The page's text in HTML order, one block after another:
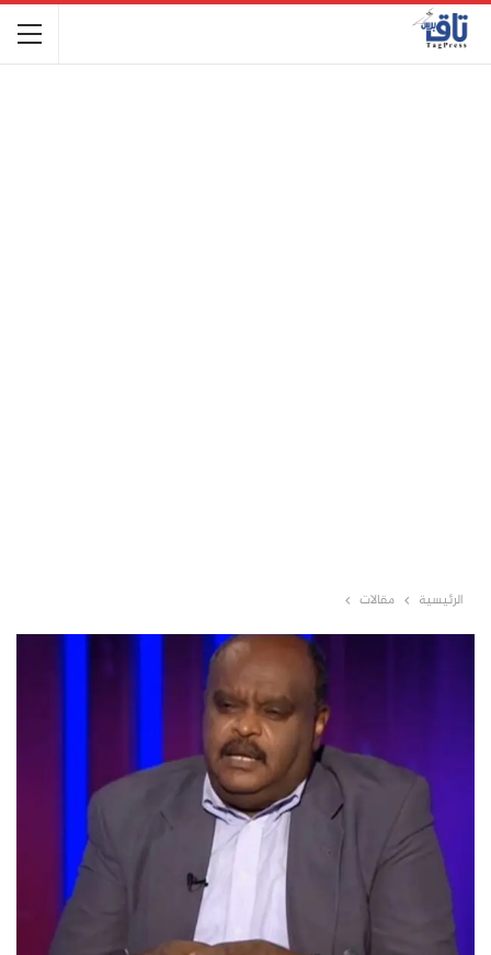
الرئيسية مقالات